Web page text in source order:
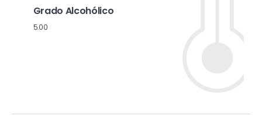
Grado Alcohólico
5.00